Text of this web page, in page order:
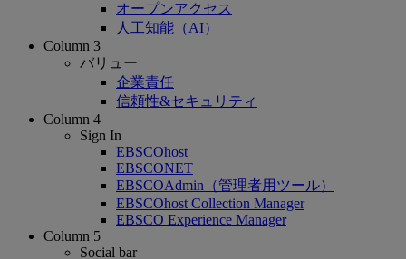
オープンアクセス
人工知能（AI）
Column 3
バリュー
企業責任
信頼性&セキュリティ
Column 4
Sign In
EBSCOhost
EBSCONET
EBSCOAdmin（管理者用ツール）
EBSCOhost Collection Manager
EBSCO Experience Manager
Column 5
Social bar